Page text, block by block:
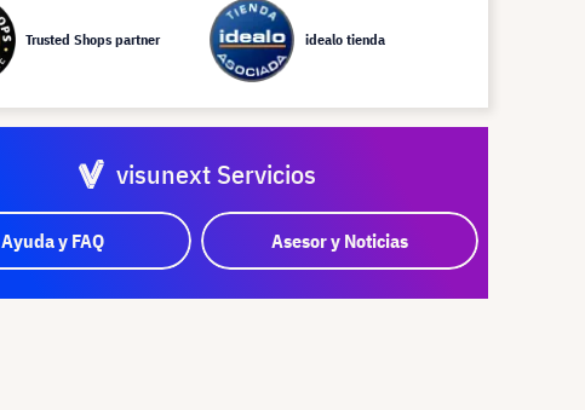
Trusted Shops partner idealo tienda
visunext Servicios
Ayuda y FAQ Asesor y Noticias